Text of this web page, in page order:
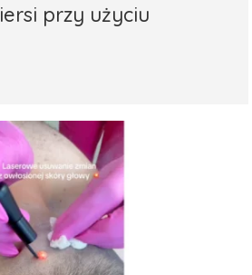
przy użyciu